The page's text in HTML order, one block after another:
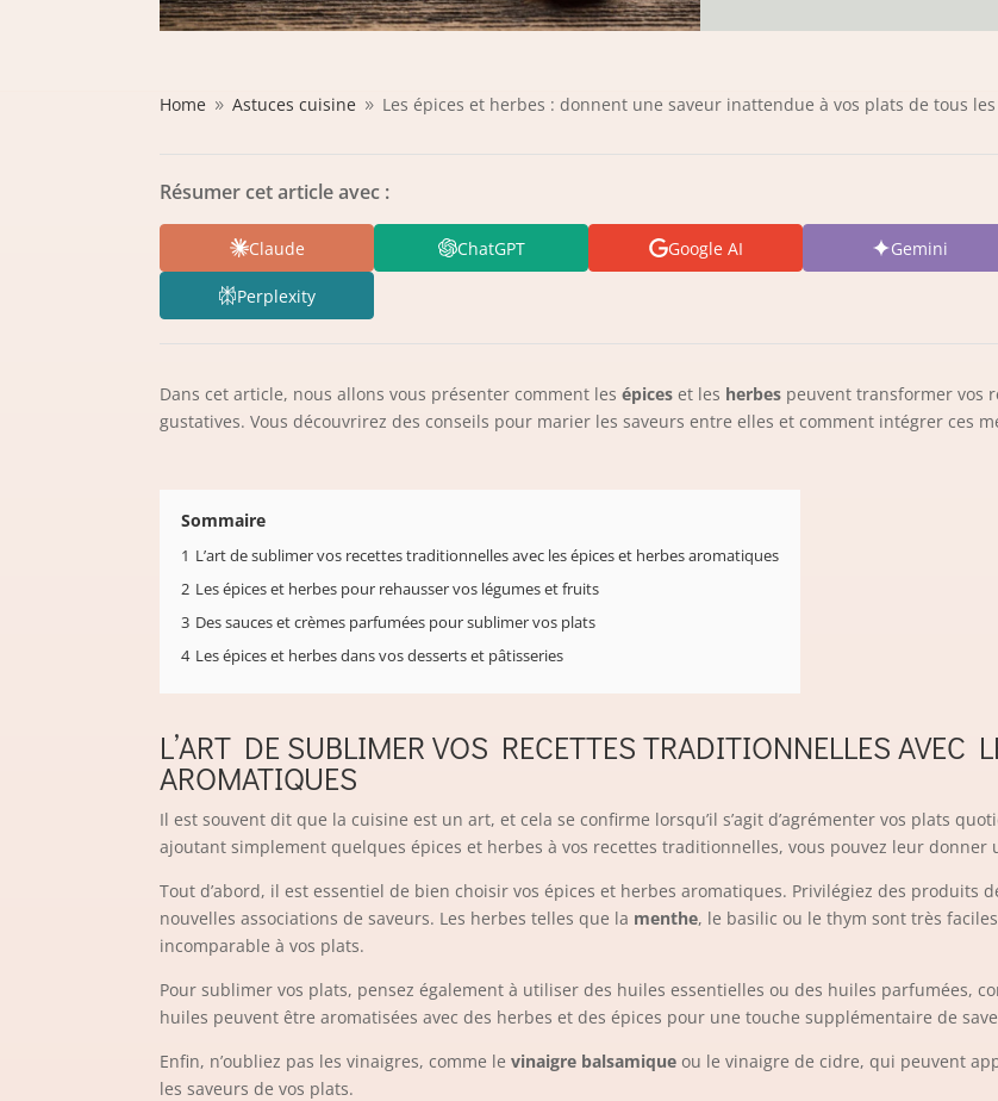
Home 9 Astuces cuisine 9 Les épices et herbes : donnent une saveur inattendue à vos plats de tous
Résumer cet article avec :
Claude ChatGPT Google AI Gemini
Perplexity
Dans cet article, nous allons vous présenter comment lesépices et les herbes peuvent transformer vos
gustatives. Vous découvrirez des conseils pour marier les saveurs entre elles et comment intégrer ces
Sommaire
1 L’art de sublimer vos recettes traditionnelles avec les épices et herbes aromatiques
2 Les épices et herbes pour rehausser vos légumes et fruits
3 Des sauces et crèmes parfumées pour sublimer vos plats
4 Les épices et herbes dans vos desserts et pâtisseries
L’ART DE SUBLIMER VOS RECETTES TRADITIONNELLES AVEC
AROMATIQUES
Il est souvent dit que la cuisine est un art, et cela se confirme lorsqu’il s’agit d’agrémenter vos plats
ajoutant simplement quelques épices et herbes à vos recettes traditionnelles, vous pouvez leur
Tout d’abord, il est essentiel de bien choisir vos épices et herbes aromatiques. Privilégiez des produits
nouvelles associations de saveurs. Les herbes telles que la menthe, le basilic ou le thym sont très
incomparable à vos plats.
Pour sublimer vos plats, pensez également à utiliser des huiles essentielles ou des huiles parfumées,
huiles peuvent être aromatisées avec des herbes et des épices pour une touche supplémentaire de
Enfin, n’oubliez pas les vinaigres, comme levinaigre balsamique ou le vinaigre de cidre, qui peuvent
les saveurs de vos plats.